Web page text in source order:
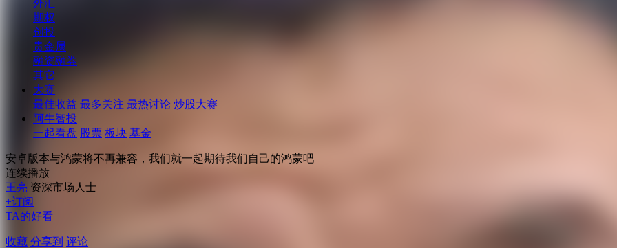
外汇
期权
创投
贵金属
融资融券
其它
大赛
最佳收益 最多关注 最热讨论 炒股大赛
阿牛智投
一起看盘 股票 板块 基金
安卓版本与鸿蒙将不再兼容，我们就一起期待我们自己的鸿蒙吧
连续播放
王亮 资深市场人士
+订阅
TA的好看
收藏 分享到 评论